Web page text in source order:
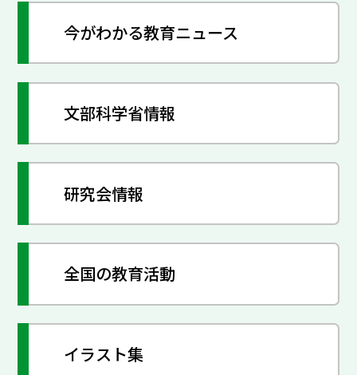
今がわかる教育ニュース
文部科学省情報
研究会情報
全国の教育活動
イラスト集